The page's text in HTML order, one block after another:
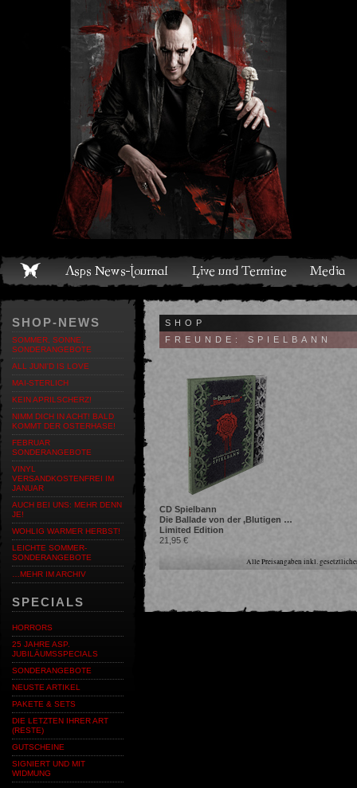
Live und Termine Media Shop Band Discografie
SHOP-NEWS
SOMMER, SONNE,
SONDERANGEBOTE
ALL JUNI'D IS LOVE
MAI-STERLICH
KEIN APRILSCHERZ!
NIMM DICH IN ACHT! BALD
KOMMT DER OSTERHASE!
FEBRUAR
SONDERANGEBOTE
VINYL
VERSANDKOSTENFREI IM
JANUAR
AUCH BEI UNS: MEHR DENN
JE!
WOHLIG WARMER HERBST!
LEICHTE SOMMER-
SONDERANGEBOTE
…MEHR IM ARCHIV
SPECIALS
HORRORS
25 JAHRE ASP.
JUBILÄUMSSPECIALS
SONDERANGEBOTE
NEUSTE ARTIKEL
PAKETE & SETS
DIE LETZTEN IHRER ART
(RESTE)
GUTSCHEINE
SIGNIERT UND MIT
WIDMUNG
SHOP
FREUNDE: SPIELBANN
CD Spielbann
Die Ballade von der ‚Blutigen Rose‘
Limited Edition
21,95 €
Alle Preisangaben inkl.